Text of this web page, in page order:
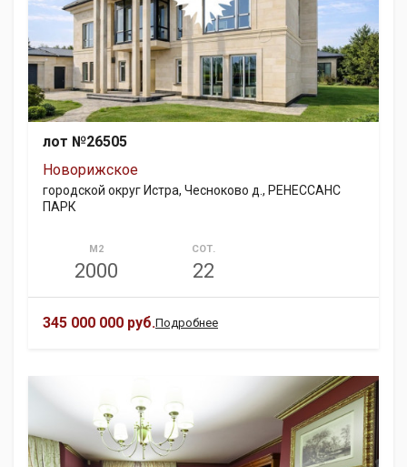
лот №26505
Новорижское
городской округ Истра, Чесноково д., РЕНЕССАНС
ПАРК
М2
2000
СОТ.
22
345 000 000 руб.Подробнее